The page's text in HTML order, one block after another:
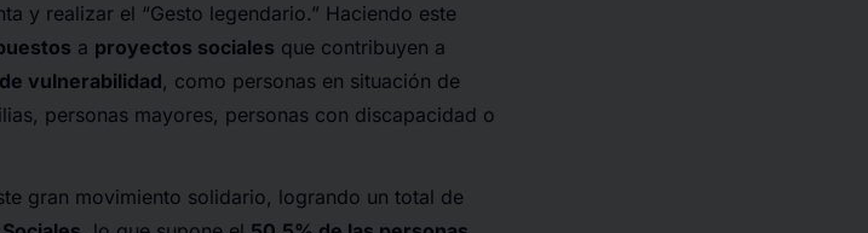
y realizar el “Gesto legendario.” Haciendo este
a proyectos sociales que contribuyen a
vulnerabilidad, como personas en situación de
personas mayores, personas con discapacidad o
gran movimiento solidario, logrando un total de